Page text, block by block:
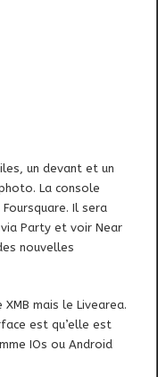
un devant et un
La console
Il sera
Party et voir Near
nouvelles
mais le Livearea.
est qu’elle est
IOs ou Android